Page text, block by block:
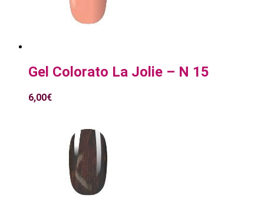
Gel Colorato La Jolie – N 15
6,00€